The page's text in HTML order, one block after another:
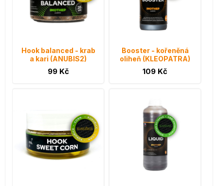
Hook balanced - krab
a kari (ANUBIS2)
99 Kč
Booster - kořeněná
oliheň (KLEOPATRA)
109 Kč